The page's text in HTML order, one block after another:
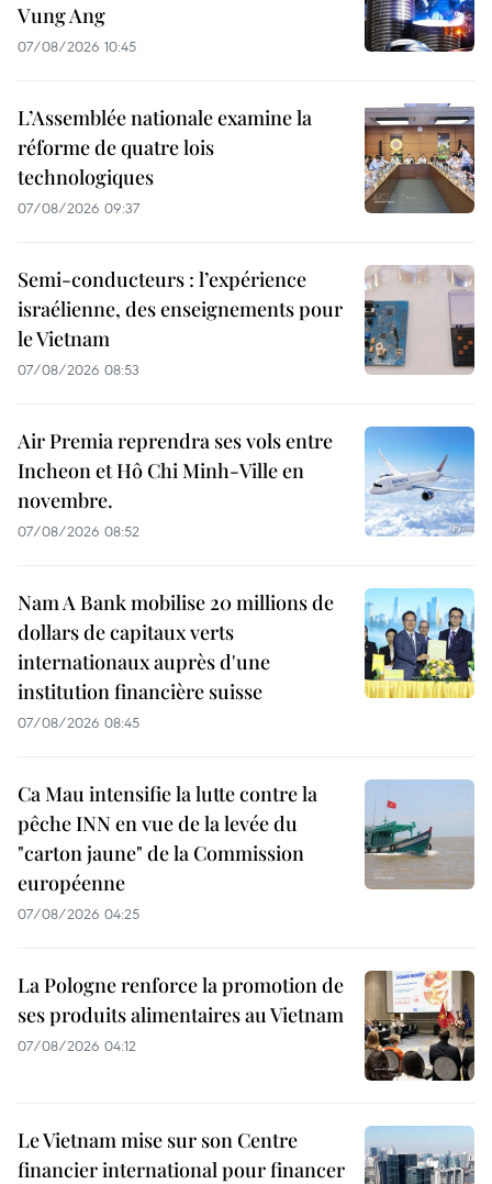
Vung Ang
07/08/2026 10:45
L’Assemblée nationale examine la
réforme de quatre lois
technologiques
07/08/2026 09:37
Semi-conducteurs : l’expérience
israélienne, des enseignements pour
le Vietnam
07/08/2026 08:53
Air Premia reprendra ses vols entre
Incheon et Hô Chi Minh-Ville en
novembre.
07/08/2026 08:52
Nam A Bank mobilise 20 millions de
dollars de capitaux verts
internationaux auprès d'une
institution financière suisse
07/08/2026 08:45
Ca Mau intensifie la lutte contre la
pêche INN en vue de la levée du
"carton jaune" de la Commission
européenne
07/08/2026 04:25
La Pologne renforce la promotion de
ses produits alimentaires au Vietnam
07/08/2026 04:12
Le Vietnam mise sur son Centre
financier international pour financer